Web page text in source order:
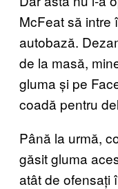
McFeat să intre
autobază.
de la masă,
gluma și pe
coadă pentru
Până la urmă,
găsit gluma
atât de ofensați